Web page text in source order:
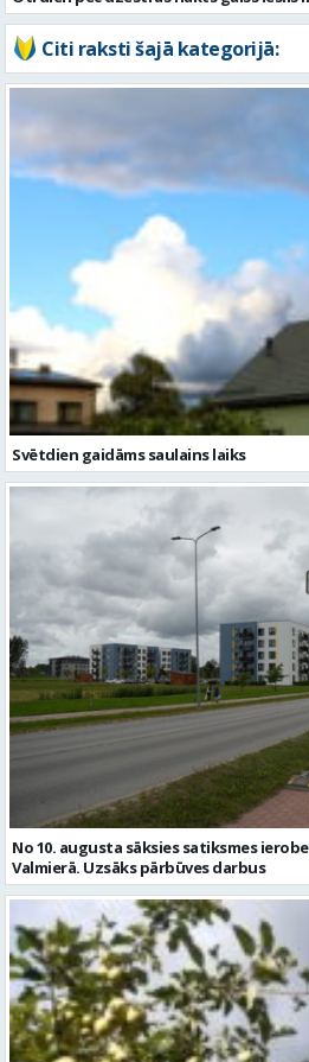
Citi raksti šajā kategorijā:
Svētdien gaidāms saulains laiks
No 10. augusta sāksies satiksmes
Valmierā. Uzsāks pārbūves darbus